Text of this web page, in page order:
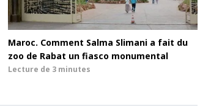
Maroc. Comment Salma Slimani a fait du
zoo de Rabat un fiasco monumental
Lecture de 3 minutes